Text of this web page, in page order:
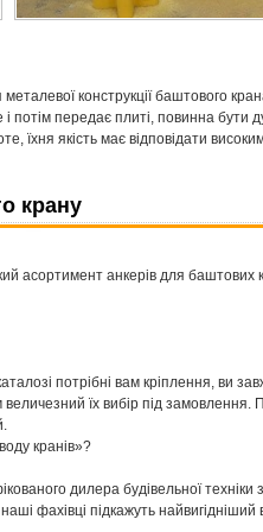
конструкції баштового
і потім передає плиті, повинна
їхня якість має відповідати
крану
асортимент анкерів для баштових
потрібні вам кріплення, ви
їх вибір під замовлення.
кранів»?
дилера будівельної
фахівці підкажуть